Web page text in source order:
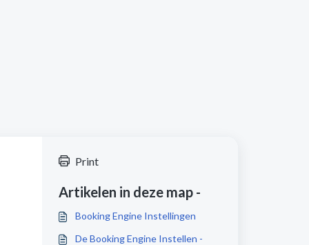
Print
Artikelen in deze map -
Booking Engine Instellingen
De Booking Engine Instellen -